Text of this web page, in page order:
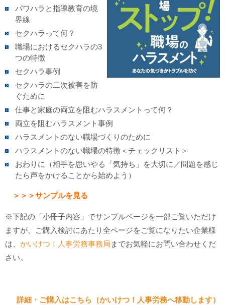
パワハラと指導教育の境
界線
セクハラって何？
職場におけるセクハラの3
つの特徴
セクハラ事例
セクハラの二次被害を防
ぐために
仕事と家庭の両立を阻むハラスメントって何？
両立を阻むハラスメント事例
ハラスメントのない職場づくりのために
ハラスメントのない職場の特徴＜チェックリスト＞
おわりに（相手を思いやる「気持ち」を大切に／問題を感じ
たら声をかけることから始めよう）
＞＞＞サンプルを見る
※下記の「小冊子内容」でサンプルページを一部ご覧いただけ
ますが、ご購入検討にあたり全ページをご覧になりたい企業様
は、 かいけつ！人事労務事務局 までお気軽にお問い合わせくだ
さい。
詳細・ご購入はこちら（かいけつ！人事労務へ移動します）